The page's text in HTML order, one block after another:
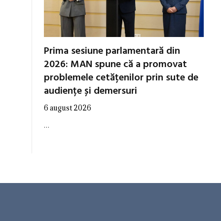
Prima sesiune parlamentară din
2026: MAN spune că a promovat
problemele cetățenilor prin sute de
audiențe și demersuri
6 august 2026
…